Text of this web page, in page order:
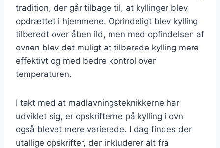
tradition, der går tilbage til, at kyllinger blev
opdrættet i hjemmene. Oprindeligt blev kylling
tilberedt over åben ild, men med opfindelsen af
ovnen blev det muligt at tilberede kylling mere
effektivt og med bedre kontrol over
temperaturen.
I takt med at madlavningsteknikkerne har
udviklet sig, er opskrifterne på kylling i ovn
også blevet mere varierede. I dag findes der
utallige opskrifter, der inkluderer alt fra